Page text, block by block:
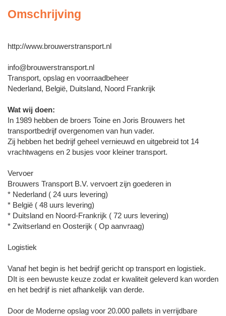
Omschrijving
http://www.brouwerstransport.nl
info@brouwerstransport.nl
Transport, opslag en voorraadbeheer
Nederland, België, Duitsland, Noord Frankrijk
Wat wij doen:
In 1989 hebben de broers Toine en Joris Brouwers het
transportbedrijf overgenomen van hun vader.
Zij hebben het bedrijf geheel vernieuwd en uitgebreid tot 14
vrachtwagens en 2 busjes voor kleiner transport.
Vervoer
Brouwers Transport B.V. vervoert zijn goederen in
* Nederland ( 24 uurs levering)
* België ( 48 uurs levering)
* Duitsland en Noord-Frankrijk ( 72 uurs levering)
* Zwitserland en Oosterijk ( Op aanvraag)
Logistiek
Vanaf het begin is het bedrijf gericht op transport en logistiek.
DIt is een bewuste keuze zodat er kwaliteit geleverd kan worden
en het bedrijf is niet afhankelijk van derde.
Door de Moderne opslag voor 20.000 pallets in verrijdbare